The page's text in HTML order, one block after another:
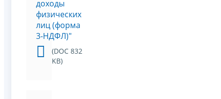
доходы
физических
лиц (форма
3-НДФЛ)"
(DOC 832
KB)